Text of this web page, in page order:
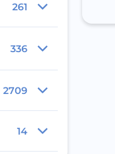
261
336
2709
14